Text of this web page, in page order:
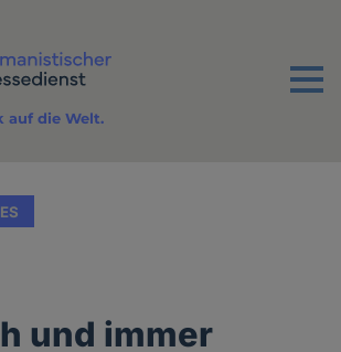
Menu
auf die Welt.
und immer